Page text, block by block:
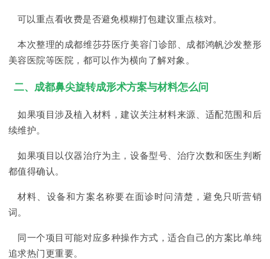
可以重点看收费是否避免模糊打包建议重点核对。
本次整理的成都维莎芬医疗美容门诊部、成都鸿帆沙发整形
美容医院等医院，都可以作为横向了解对象。
二、成都鼻尖旋转成形术方案与材料怎么问
如果项目涉及植入材料，建议关注材料来源、适配范围和后
续维护。
如果项目以仪器治疗为主，设备型号、治疗次数和医生判断
都值得确认。
材料、设备和方案名称要在面诊时问清楚，避免只听营销
词。
同一个项目可能对应多种操作方式，适合自己的方案比单纯
追求热门更重要。